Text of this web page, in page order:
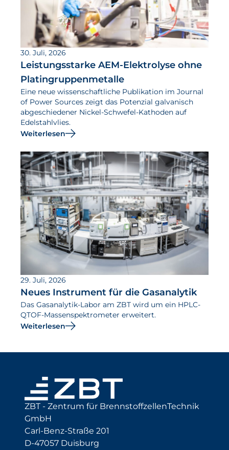
30. Juli, 2026
Leistungsstarke AEM-Elektrolyse ohne
Platingruppenmetalle
Eine neue wissenschaftliche Publikation im Journal
of Power Sources zeigt das Potenzial galvanisch
abgeschiedener Nickel-Schwefel-Kathoden auf
Edelstahlvlies.
Weiterlesen
29. Juli, 2026
Neues Instrument für die Gasanalytik
Das Gasanalytik-Labor am ZBT wird um ein HPLC-
QTOF-Massenspektrometer erweitert.
Weiterlesen
ZBT - Zentrum für BrennstoffzellenTechnik
GmbH
Carl-Benz-Straße 201
D-47057 Duisburg